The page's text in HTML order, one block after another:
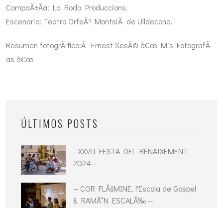
CompaÃ±Ã­a: La Roda Produccions.
Escenario: Teatro OrfeÃ³ MontsiÃ de Ulldecona.
Resumen fotogrÃ¡fico:Â Ernest SesÃ© â€œ Mis FotografÃ­
as â€œ
ÚLTIMOS POSTS
--XXVII FESTA DEL RENAIXEMENT
2024--
-- COR FLÃšMINE, l'Escola de Gospel
& RAMÃ“N ESCALÃ‰ --